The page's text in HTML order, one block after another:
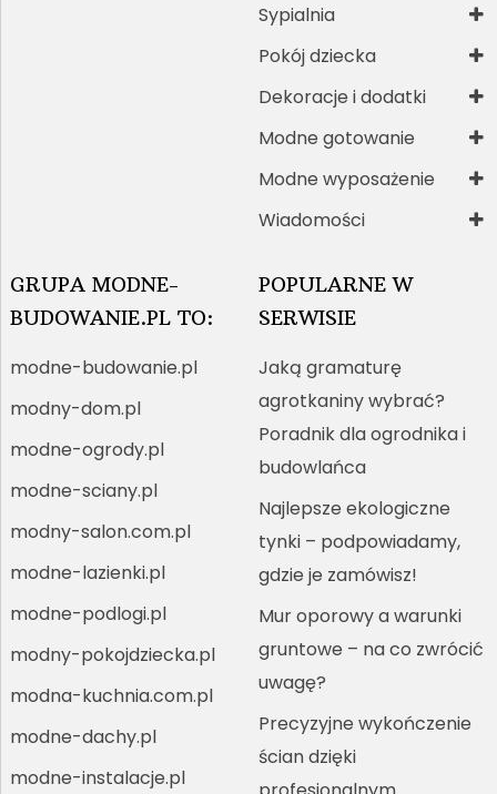
Sypialnia
Pokój dziecka
Dekoracje i dodatki
Modne gotowanie
Modne wyposażenie
Wiadomości
GRUPA MODNE-
BUDOWANIE.PL TO:
modne-budowanie.pl
modny-dom.pl
modne-ogrody.pl
modne-sciany.pl
modny-salon.com.pl
modne-lazienki.pl
modne-podlogi.pl
modny-pokojdziecka.pl
modna-kuchnia.com.pl
modne-dachy.pl
modne-instalacje.pl
POPULARNE W
SERWISIE
Jaką gramaturę
agrotkaniny wybrać?
Poradnik dla ogrodnika i
budowlańca
Najlepsze ekologiczne
tynki – podpowiadamy,
gdzie je zamówisz!
Mur oporowy a warunki
gruntowe – na co zwrócić
uwagę?
Precyzyjne wykończenie
ścian dzięki